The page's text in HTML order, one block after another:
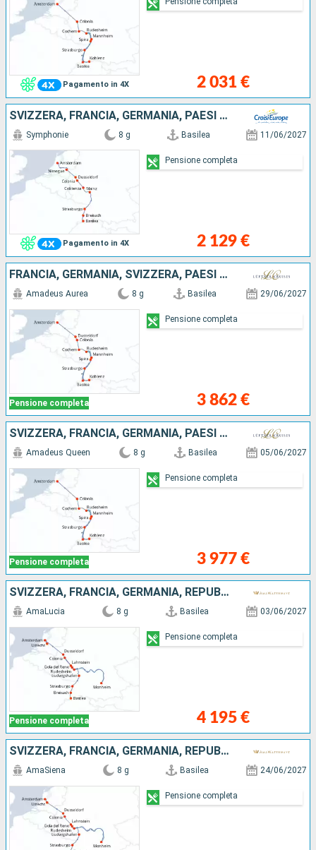
Pagamento in 4X 2 031 €
SVIZZERA, FRANCIA, GERMANIA, PAESI BASSI
Pagamento in 4X
Symphonie 8 g Basilea 11/06/2027
2 129 €
Pensione completa
FRANCIA, GERMANIA, SVIZZERA, PAESI BASSI
Pensione completa
Amadeus Aurea 8 g Basilea 29/06/2027
3 862 €
Pensione completa
SVIZZERA, FRANCIA, GERMANIA, PAESI BASSI
Pensione completa
Amadeus Queen 8 g Basilea 05/06/2027
3 977 €
Pensione completa
SVIZZERA, FRANCIA, GERMANIA, REPUBBLICA DOMINICANA, PAESI BASSI
Pensione completa
AmaLucia 8 g Basilea 03/06/2027
4 195 €
Pensione completa
SVIZZERA, FRANCIA, GERMANIA, REPUBBLICA DOMINICANA, PAESI BASSI
AmaSiena 8 g Basilea 24/06/2027
Pensione completa